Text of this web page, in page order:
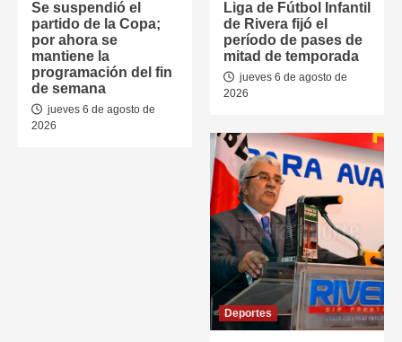
Se suspendió el
partido de la Copa;
por ahora se
mantiene la
programación del fin
de semana
jueves 6 de agosto de
2026
Liga de Fútbol Infantil
de Rivera fijó el
período de pases de
mitad de temporada
jueves 6 de agosto de
2026
Deportes